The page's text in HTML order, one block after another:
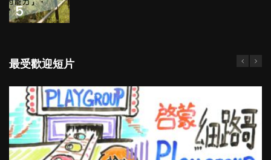
5
最受歡迎短片